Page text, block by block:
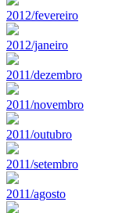
2012/fevereiro
2012/janeiro
2011/dezembro
2011/novembro
2011/outubro
2011/setembro
2011/agosto